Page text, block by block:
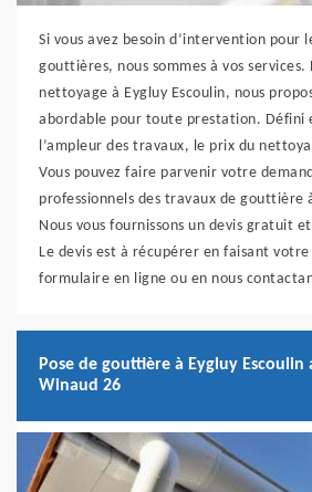
Si vous avez besoin d’intervention pour
gouttières, nous sommes à vos services.
nettoyage à Eygluy Escoulin, nous
abordable pour toute prestation. Défini
l’ampleur des travaux, le prix du
Vous pouvez faire parvenir votre
professionnels des travaux de gouttière
Nous vous fournissons un devis gratuit
Le devis est à récupérer en faisant
formulaire en ligne ou en nous
Pose de gouttière à Eygluy Escoulin
Winaud 26